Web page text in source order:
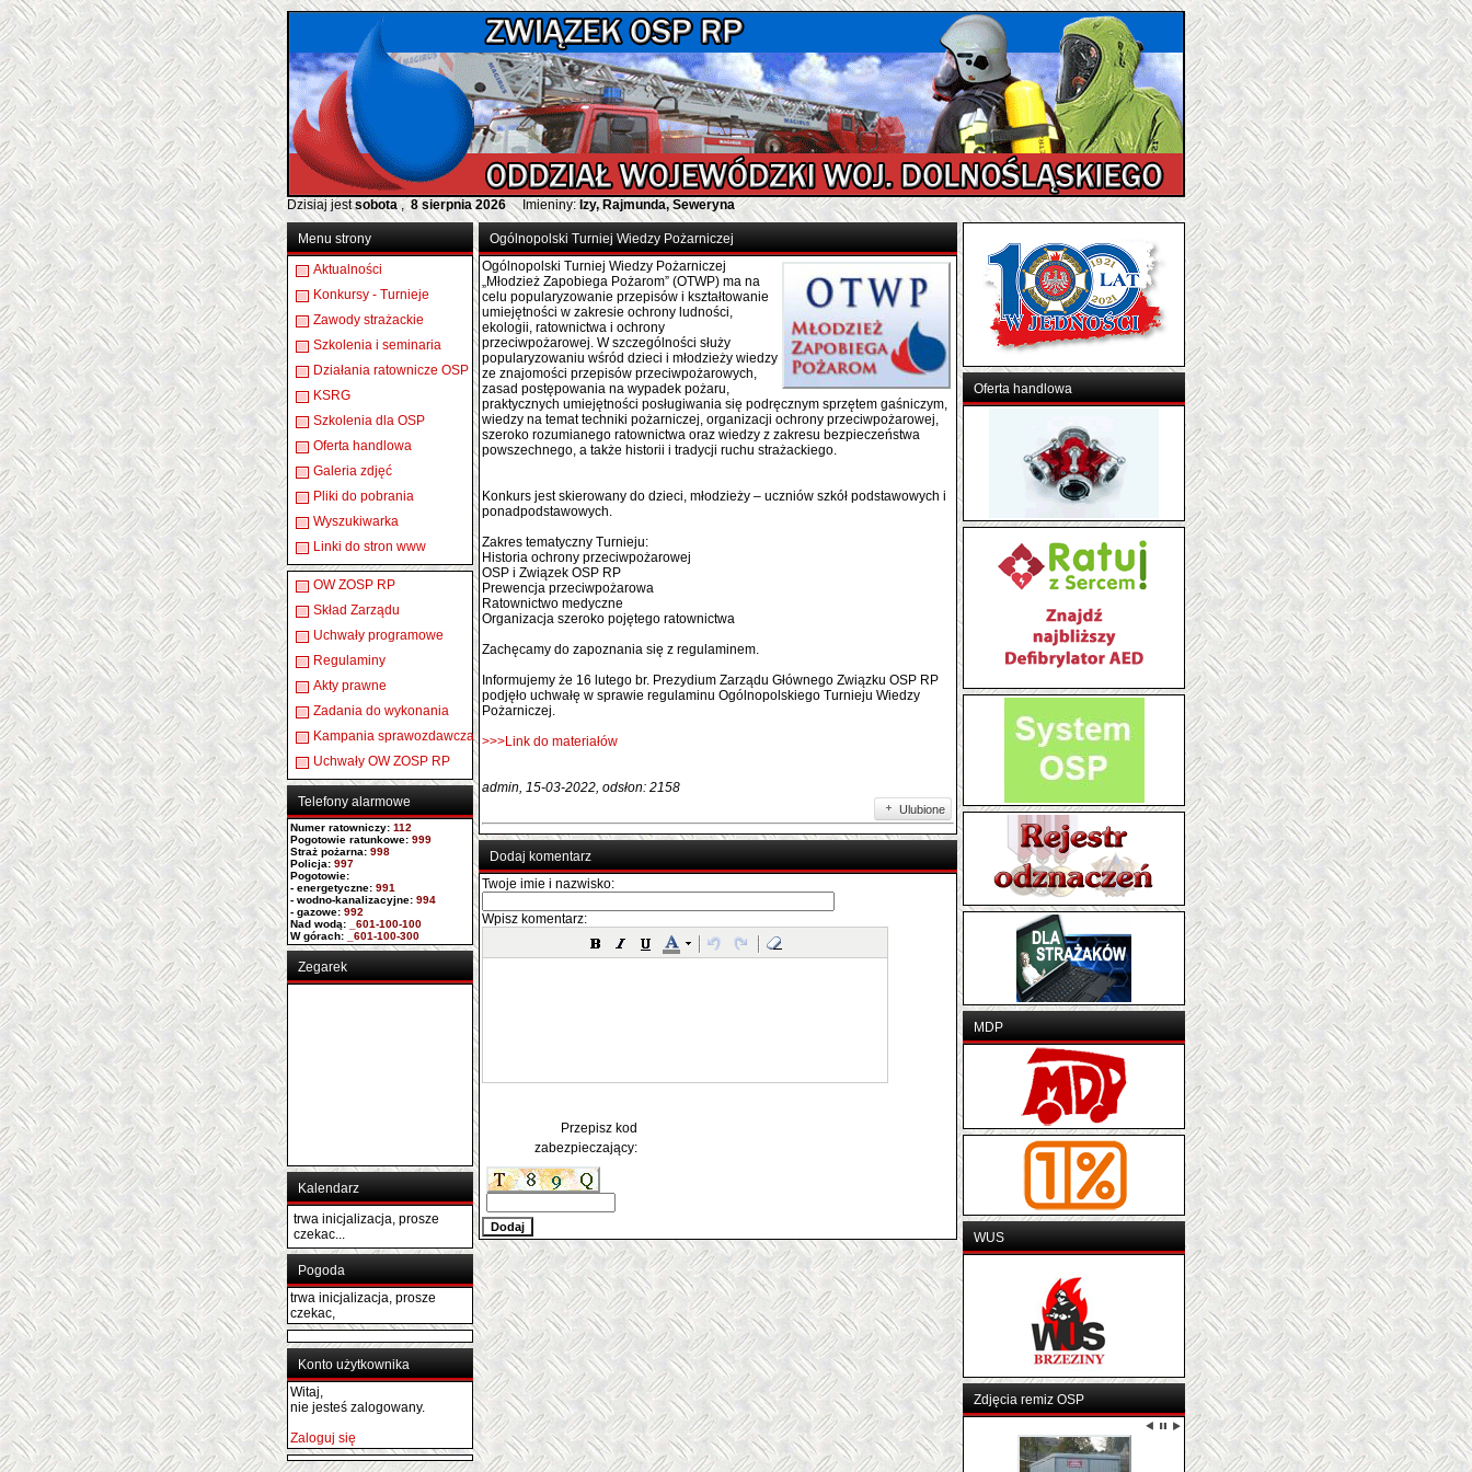
Dzisiaj jestsobota , 8 sierpnia 2026 Imieniny:Izy, Rajmunda, Seweryna
Menu strony
Aktualności
Konkursy - Turnieje
Zawody strażackie
Szkolenia i seminaria
Działania ratownicze OSP
KSRG
Szkolenia dla OSP
Oferta handlowa
Galeria zdjęć
Pliki do pobrania
Wyszukiwarka
Linki do stron www
OW ZOSP RP
Skład Zarządu
Uchwały programowe
Regulaminy
Akty prawne
Zadania do wykonania
Kampania sprawozdawcza
Uchwały OW ZOSP RP
Telefony alarmowe
Numer ratowniczy: 112
Pogotowie ratunkowe: 999
Straż pożarna: 998
Policja: 997
Pogotowie:
- energetyczne: 991
- wodno-kanalizacyjne: 994
- gazowe: 992
Nad wodą: _601-100-100
W górach: _601-100-300
Zegarek
Kalendarz
trwa inicjalizacja, prosze
czekac...
Pogoda
trwa inicjalizacja, prosze
czekac,
Konto użytkownika
Witaj,
nie jesteś zalogowany.
Zaloguj się
Ogólnopolski Turniej Wiedzy Pożarniczej
Ogólnopolski Turniej Wiedzy Pożarniczej
„Młodzież Zapobiega Pożarom” (OTWP) ma na
celu popularyzowanie przepisów i kształtowanie
umiejętności w zakresie ochrony ludności,
ekologii, ratownictwa i ochrony
przeciwpożarowej. W szczególności służy
popularyzowaniu wśród dzieci i młodzieży wiedzy
ze znajomości przepisów przeciwpożarowych,
zasad postępowania na wypadek pożaru,
praktycznych umiejętności posługiwania się podręcznym sprzętem gaśniczym,
wiedzy na temat techniki pożarniczej, organizacji ochrony przeciwpożarowej,
szeroko rozumianego ratownictwa oraz wiedzy z zakresu bezpieczeństwa
powszechnego, a także historii i tradycji ruchu strażackiego.
Konkurs jest skierowany do dzieci, młodzieży – uczniów szkół podstawowych i
ponadpodstawowych.
Zakres tematyczny Turnieju:
Historia ochrony przeciwpożarowej
OSP i Związek OSP RP
Prewencja przeciwpożarowa
Ratownictwo medyczne
Organizacja szeroko pojętego ratownictwa
Zachęcamy do zapoznania się z regulaminem.
Informujemy że 16 lutego br. Prezydium Zarządu Głównego Związku OSP RP
podjęło uchwałę w sprawie regulaminu Ogólnopolskiego Turnieju Wiedzy
Pożarniczej.
>>>Link do materiałów
admin, 15-03-2022, odsłon: 2158
Ulubione
Dodaj komentarz
Twoje imie i nazwisko:
Wpisz komentarz:
Przepisz kod
zabezpieczający:
Oferta handlowa
MDP
WUS
Zdjęcia remiz OSP